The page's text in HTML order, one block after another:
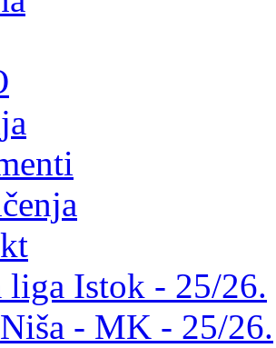
liga Istok - 25/26.
- MK - 25/26.